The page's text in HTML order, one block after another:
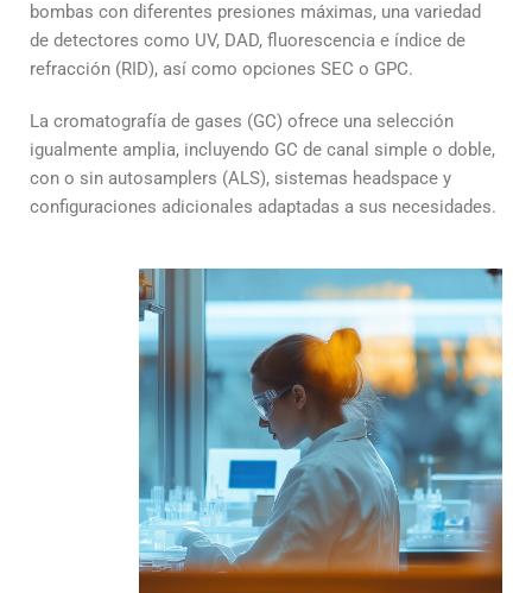
bombas con diferentes presiones máximas, una variedad
de detectores como UV, DAD, fluorescencia e índice de
refracción (RID), así como opciones SEC o GPC.
La cromatografía de gases (GC) ofrece una selección
igualmente amplia, incluyendo GC de canal simple o doble,
con o sin autosamplers (ALS), sistemas headspace y
configuraciones adicionales adaptadas a sus necesidades.